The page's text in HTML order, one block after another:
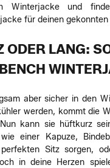
Winterjacke und
für deinen
ODER LANG:
aber sicher in den
werden, kommt die
kann sie hüftkurz
einer Kapuze,
Sitz sorgen,
in deine Herzen